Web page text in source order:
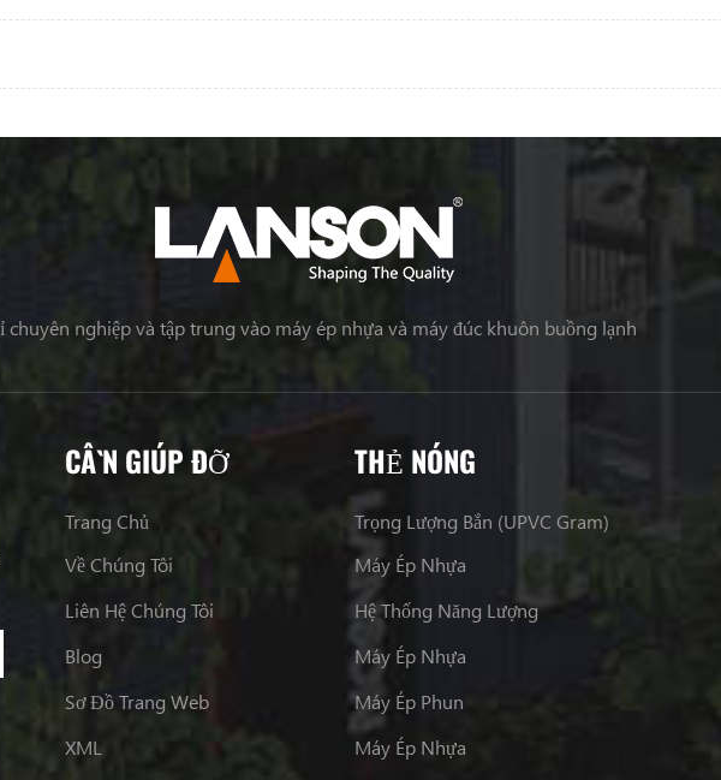
chuyên nghiệp và tập trung vào máy ép nhựa và máy đúc khuôn buồng lạnh
CẦN GIÚP ĐỠ
Trang Chủ
Về Chúng Tôi
Liên Hệ Chúng Tôi
Blog
Sơ Đồ Trang Web
XML
THẺ NÓNG
Trọng Lượng Bắn (UPVC Gram)
Máy Ép Nhựa
Hệ Thống Năng Lượng
Máy Ép Nhựa
Máy Ép Phun
Máy Ép Nhựa